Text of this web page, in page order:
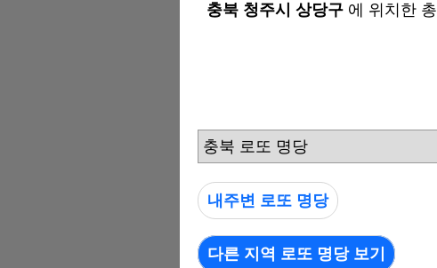
충북 청주시 상당구 에 위치한 총
충북 로또 명당
내주변 로또 명당
다른 지역 로또 명당 보기